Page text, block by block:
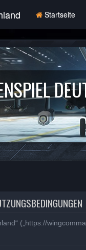
Startseite
(„https://